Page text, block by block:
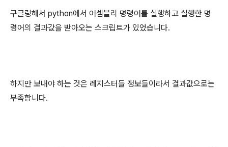
구글링해서 python에서 어셈블리 명령어를 실행하고 실행한 명
령어의 결과값을 받아오는 스크립트가 있었습니다.
하지만 보내야 하는 것은 레지스터들 정보들이라서 결과값으로는
부족합니다.